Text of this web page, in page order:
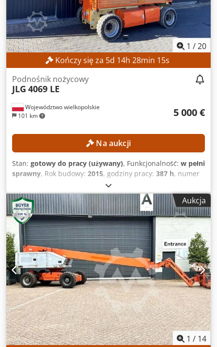
1 /20
Kończy się za 5d 14h 28min 13s
Województwo wielkopolskie
101 km
Podnośnik nożycowy
JLG 4069 LE
5 000 €
Na aukcji
Stan: gotowy do pracy (używany), Funkcjonalność: w pełni
sprawny, Rok budowy: 2015, godziny pracy: 387 h, numer
0200245029
mm, DANE TECHNICZNE Wysokość robocza: 14 m Napęd:
4x4 DANE MASZYNY Udźwig platformy: maks. 360 kg Liczba
osób: maks. 2 Dopuszczalne obciążenie: maks. 200 kg
Cedpfx Abezrgxze Reha Siła ręczna: maks. 400 N Prędkość
wiatru: maks. 12,5 m/s Liczba przepracowanych godzin:
387 h WYPOSAŻENIE Ładowarka Numer referencyjny:
SL15850SP
Aukcja
1 / 14